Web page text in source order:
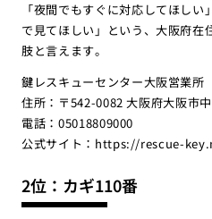
「夜間でもすぐに対応してほし
で見てほしい」という、大阪府在
肢と言えます。
鍵レスキューセンター大阪営業所
住所：〒542-0082 大阪府大阪市
電話：05018809000
公式サイト： https://rescue-
2位：カギ110番